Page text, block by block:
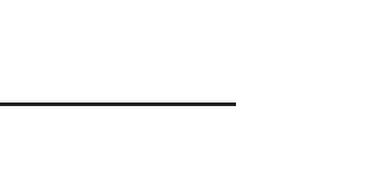
Make Climate Activism